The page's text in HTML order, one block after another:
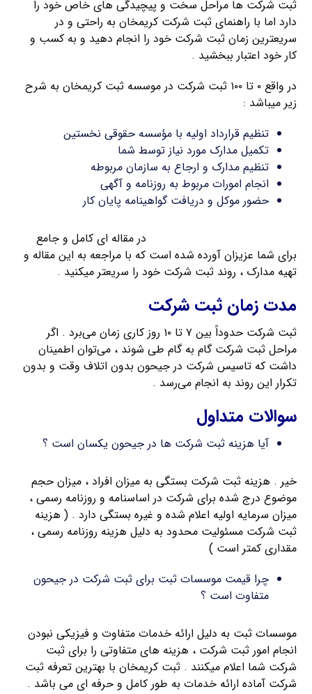
ثبت شرکت ها مراحل سخت و پیچیدگی های خاص خود را
دارد اما با راهنمای ثبت شرکت کریمخان به راحتی و در
سریعترین زمان ثبت شرکت خود را انجام دهید و به کسب و
کار خود اعتبار ببخشید .
در واقع ۰ تا ۱۰۰ ثبت شرکت در موسسه ثبت کریمخان به شرح
زیر میباشد :
تنظیم قرارداد اولیه با مؤسسه حقوقی نخستین
تکمیل مدارک مورد نیاز توسط شما
تنظیم مدارک و ارجاع به سازمان مربوطه
انجام امورات مربوط به روزنامه و آگهی
حضور موکل و دریافت گواهینامه پایان کار
در مقاله ای کامل و جامع
برای شما عزیزان آورده شده است که با مراجعه به این مقاله و
تهیه مدارک ، روند ثبت شرکت خود را سریعتر میکنید .
مدت زمان ثبت شرکت
ثبت شرکت حدوداً بین ۷ تا ۱۰ روز کاری زمان می‌برد . اگر
مراحل ثبت شرکت گام به گام طی شوند ، می‌توان اطمینان
داشت که تاسیس شرکت در جیحون بدون اتلاف وقت و بدون
تکرار این روند به انجام می‌رسد .
سوالات متداول
آیا هزینه ثبت شرکت ها در جیحون یکسان است ؟
خیر . هزینه ثبت شرکت بستگی به میزان افراد ، میزان حجم
موضوع درج شده برای شرکت در اساسنامه و روزنامه رسمی ،
میزان سرمایه اولیه اعلام شده و غیره بستگی دارد . ( هزینه
ثبت شرکت مسئولیت محدود به دلیل هزینه روزنامه رسمی ،
مقداری کمتر است )
چرا قیمت موسسات ثبت برای ثبت شرکت در جیحون
متفاوت است ؟
موسسات ثبت به دلیل ارائه خدمات متفاوت و فیزیکی نبودن
انجام امور ثبت شرکت ، هزینه های متفاوتی را برای ثبت
شرکت شما اعلام میکنند . ثبت کریمخان با بهترین تعرفه ثبت
شرکت آماده ارائه خدمات به طور کامل و حرفه ای می باشد .